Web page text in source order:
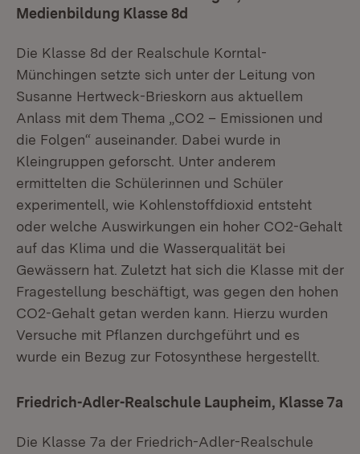
Medienbildung Klasse 8d
Die Klasse 8d der Realschule Korntal-
Münchingen setzte sich unter der Leitung von
Susanne Hertweck-Brieskorn aus aktuellem
Anlass mit dem Thema „CO2 – Emissionen und
die Folgen“ auseinander. Dabei wurde in
Kleingruppen geforscht. Unter anderem
ermittelten die Schülerinnen und Schüler
experimentell, wie Kohlenstoffdioxid entsteht
oder welche Auswirkungen ein hoher CO2-Gehalt
auf das Klima und die Wasserqualität bei
Gewässern hat. Zuletzt hat sich die Klasse mit der
Fragestellung beschäftigt, was gegen den hohen
CO2-Gehalt getan werden kann. Hierzu wurden
Versuche mit Pflanzen durchgeführt und es
wurde ein Bezug zur Fotosynthese hergestellt.
Friedrich-Adler-Realschule Laupheim, Klasse 7a
Die Klasse 7a der Friedrich-Adler-Realschule